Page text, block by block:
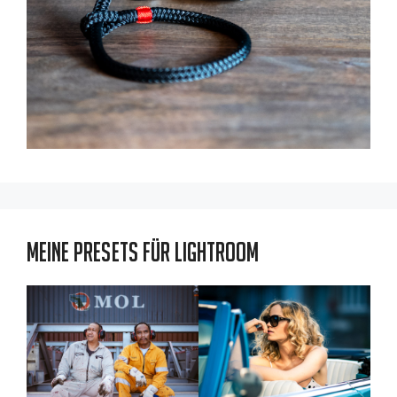
Meine Presets für Lightroom